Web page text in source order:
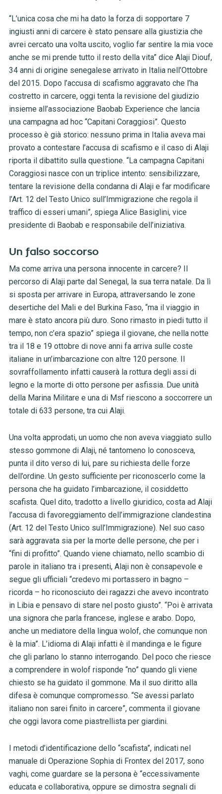
“L’unica cosa che mi ha dato la forza di sopportare 7
ingiusti anni di carcere è stato pensare alla giustizia che
avrei cercato una volta uscito, voglio far sentire la mia voce
anche se mi prende tutto il resto della vita” dice Alaji Diouf,
34 anni di origine senegalese arrivato in Italia nell’Ottobre
del 2015. Dopo l’accusa di scafismo aggravato che l’ha
costretto in carcere, oggi tenta la revisione del giudizio
insieme all’associazione Baobab Experience che lancia
una campagna ad hoc “Capitani Coraggiosi”. Questo
processo è già storico: nessuno prima in Italia aveva mai
provato a contestare l’accusa di scafismo e il caso di Alaji
riporta il dibattito sulla questione. “La campagna Capitani
Coraggiosi nasce con un triplice intento: sensibilizzare,
tentare la revisione della condanna di Alaji e far modificare
l’Art. 12 del Testo Unico sull’Immigrazione che regola il
traffico di esseri umani”, spiega Alice Basiglini, vice
presidente di Baobab e responsabile dell’iniziativa.
Un falso soccorso
Ma come arriva una persona innocente in carcere? Il
percorso di Alaji parte dal Senegal, la sua terra natale. Da lì
si sposta per arrivare in Europa, attraversando le zone
desertiche del Mali e del Burkina Faso, “ma il viaggio in
mare è stato ancora più duro. Sono rimasto in piedi tutto il
tempo, non c’era spazio” spiega il giovane, che nella notte
tra il 18 e 19 ottobre di nove anni fa arriva sulle coste
italiane in un’imbarcazione con altre 120 persone. Il
sovraffollamento infatti causerà la rottura degli assi di
legno e la morte di otto persone per asfissia. Due unità
della Marina Militare e una di Msf riescono a soccorrere un
totale di 633 persone, tra cui Alaji.
Una volta approdati, un uomo che non aveva viaggiato sullo
stesso gommone di Alaji, né tantomeno lo conosceva,
punta il dito verso di lui, pare su richiesta delle forze
dell’ordine. Un gesto sufficiente per riconoscerlo come la
persona che ha guidato l’imbarcazione, il cosiddetto
scafista. Quel dito, tradotto a livello giuridico, costa ad Alaji
l’accusa di favoreggiamento dell’immigrazione clandestina
(Art. 12 del Testo Unico sull’Immigrazione). Nel suo caso
sarà aggravata sia per la morte delle persone, che per i
“fini di profitto”. Quando viene chiamato, nello scambio di
parole in italiano tra i presenti, Alaji non è consapevole e
segue gli ufficiali“credevo mi portassero in bagno –
ricorda – ho riconosciuto dei ragazzi che avevo incontrato
in Libia e pensavo di stare nel posto giusto”. “Poi è arrivata
una signora che parla francese, inglese e arabo. Dopo,
anche un mediatore della lingua wolof, che comunque non
è la mia”. L’idioma di Alaji infatti è il mandinga e le figure
che gli parlano lo stanno interrogando. Del poco che riesce
a comprendere in wolof risponde “no” quando gli viene
chiesto se ha guidato il gommone. Ma il suo diritto alla
difesa è comunque compromesso. “Se avessi parlato
italiano non sarei finito in carcere”, commenta il giovane
che oggi lavora come piastrellista per giardini.
I metodi d’identificazione dello “scafista”, indicati nel
manuale di Operazione Sophia di Frontex del 2017, sono
vaghi, come guardare se la persona è “eccessivamente
educata e collaborativa, oppure se dimostra segnali di